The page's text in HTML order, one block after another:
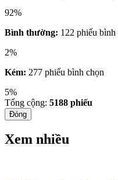
92%
Bình thường: 122 phiếu bình
2%
Kém: 277 phiếu bình chọn
5%
Tổng cộng: 5188 phiếu
Đóng
Xem nhiều